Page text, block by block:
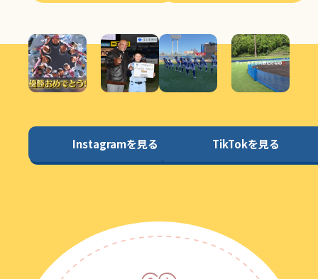
Instagramを見る TikTokを見る